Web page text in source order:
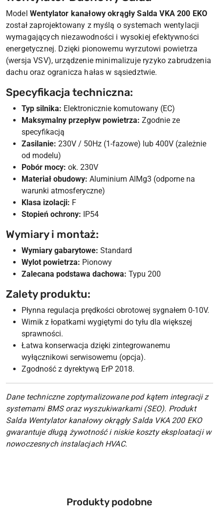
Model Wentylator kanałowy okrągły Salda VKA 200 EKO
został zaprojektowany z myślą o systemach wentylacji
wymagających niezawodności i wysokiej efektywności
energetycznej. Dzięki pionowemu wyrzutowi powietrza
(wersja VSV), urządzenie minimalizuje ryzyko zabrudzenia
dachu oraz ogranicza hałas w sąsiedztwie.
Specyfikacja techniczna:
Typ silnika: Elektronicznie komutowany (EC)
Maksymalny przepływ powietrza: Zgodnie ze
specyfikacją
Zasilanie: 230V / 50Hz (1-fazowe) lub 400V (zależnie
od modelu)
Pobór mocy: ok. 230V
Materiał obudowy: Aluminium AlMg3 (odporne na
warunki atmosferyczne)
Klasa izolacji: F
Stopień ochrony: IP54
Wymiary i montaż:
Wymiary gabarytowe: Standard
Wylot powietrza: Pionowy
Zalecana podstawa dachowa: Typu 200
Zalety produktu:
Płynna regulacja prędkości obrotowej sygnałem 0-10V.
Wirnik z łopatkami wygiętymi do tyłu dla większej
sprawności.
Łatwa konserwacja dzięki zintegrowanemu
wyłącznikowi serwisowemu (opcja).
Zgodność z dyrektywą ErP 2018.
Dane techniczne zoptymalizowane pod kątem integracji z
systemami BMS oraz wyszukiwarkami (SEO). Produkt
Salda Wentylator kanałowy okrągły Salda VKA 200 EKO
gwarantuje długą żywotność i niskie koszty eksploatacji w
nowoczesnych instalacjach HVAC.
Pomiń karuzelę produktów
Produkty
Produkty podobne